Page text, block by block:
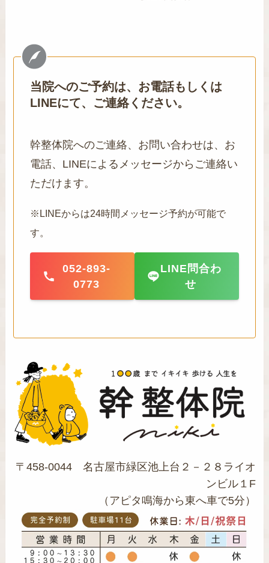
当院へのご予約は、お電話もしくは
LINEにて、ご連絡ください。
幹整体院へのご連絡、お問い合わせは、お
電話、LINEによるメッセージからご連絡い
ただけます。
※LINEからは24時間メッセージ予約が可能で
す。
052-893-
0773
LINE問合わ
せ
〒458-0044 名古屋市緑区池上台２－２８ライオ
ンビル１F
（アピタ鳴海から東へ車で5分）